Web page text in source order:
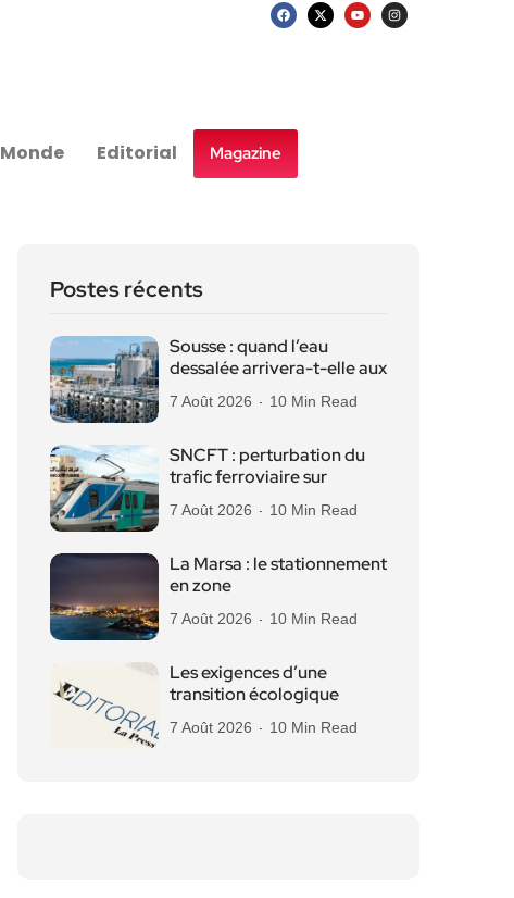
Monde Editorial Magazine
Postes récents
Sousse : quand l’eau
dessalée arrivera-t-elle aux
7 Août 2026 10 Min Read
SNCFT : perturbation du
trafic ferroviaire sur
7 Août 2026 10 Min Read
La Marsa : le stationnement
en zone
7 Août 2026 10 Min Read
Les exigences d’une
transition écologique
7 Août 2026 10 Min Read